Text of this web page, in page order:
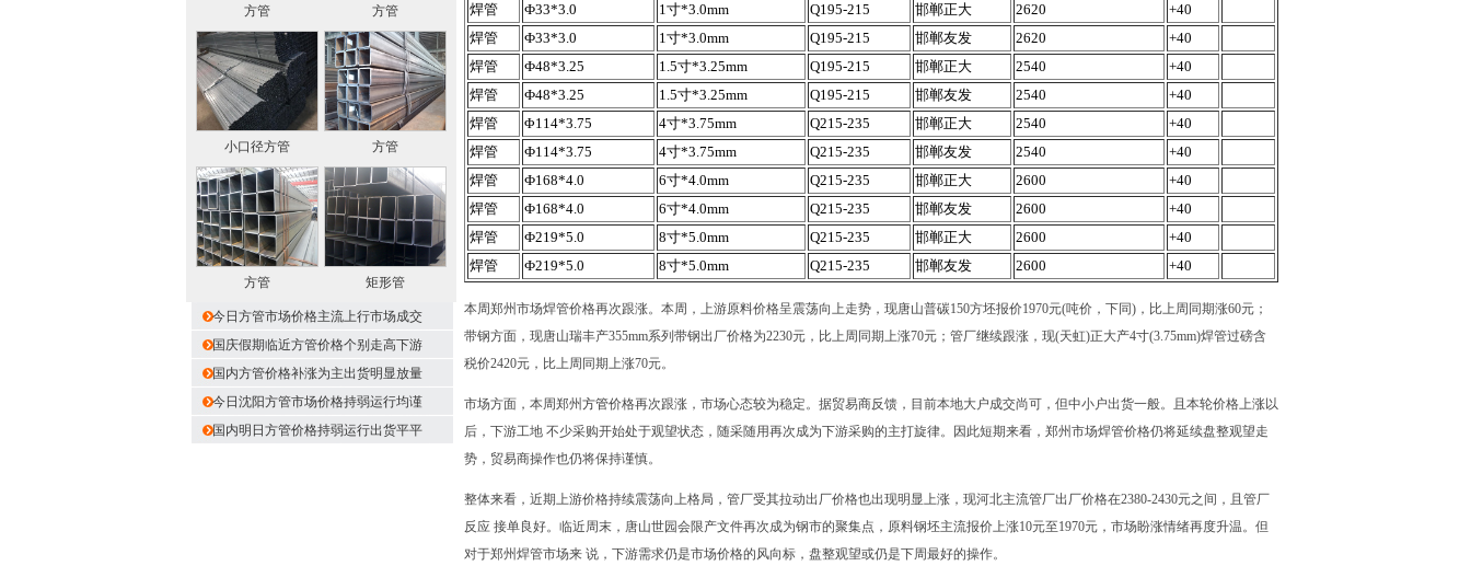
方管 方管
小口径方管 方管
方管 矩形管
今日方管市场价格主流上行市场成交
国庆假期临近方管价格个别走高下游
国内方管价格补涨为主出货明显放量
今日沈阳方管市场价格持弱运行均谨
国内明日方管价格持弱运行出货平平
焊管
Ф33*3.0 1寸*3.0mm Q195-215 邯郸正大 2620
+40
焊管
Ф33*3.0 1寸*3.0mm Q195-215 邯郸友发 2620
+40
焊管
Ф48*3.25 1.5寸*3.25mm Q195-215 邯郸正大 2540
+40
焊管
Ф48*3.25 1.5寸*3.25mm Q195-215 邯郸友发 2540
+40
焊管
Φ114*3.75 4寸*3.75mm Q215-235 邯郸正大 2540
+40
焊管
Ф114*3.75 4寸*3.75mm Q215-235 邯郸友发 2540
+40
焊管
Ф168*4.0 6寸*4.0mm Q215-235 邯郸正大 2600
+40
焊管
Ф168*4.0 6寸*4.0mm Q215-235 邯郸友发 2600
+40
焊管
Ф219*5.0 8寸*5.0mm Q215-235 邯郸正大 2600
+40
焊管
Ф219*5.0 8寸*5.0mm Q215-235 邯郸友发 2600 +40
本周郑州市场焊管价格再次跟涨。本周，上游原料价格呈震荡向上走势，现唐山普碳150方坯报价1970元(吨价，下同)，比上周同期涨60元；
带钢方面，现唐山瑞丰产355mm系列带钢出厂价格为2230元，比上周同期上涨70元；管厂继续跟涨，现(天虹)正大产4寸(3.75mm)焊管过磅含
税价2420元，比上周同期上涨70元。
市场方面，本周郑州方管价格再次跟涨，市场心态较为稳定。据贸易商反馈，目前本地大户成交尚可，但中小户出货一般。且本轮价格上涨以
后，下游工地 不少采购开始处于观望状态，随采随用再次成为下游采购的主打旋律。因此短期来看，郑州市场焊管价格仍将延续盘整观望走
势，贸易商操作也仍将保持谨慎。
整体来看，近期上游价格持续震荡向上格局，管厂受其拉动出厂价格也出现明显上涨，现河北主流管厂出厂价格在2380-2430元之间，且管厂
反应 接单良好。临近周末，唐山世园会限产文件再次成为钢市的聚集点，原料钢坯主流报价上涨10元至1970元，市场盼涨情绪再度升温。但
对于郑州焊管市场来 说，下游需求仍是市场价格的风向标，盘整观望或仍是下周最好的操作。